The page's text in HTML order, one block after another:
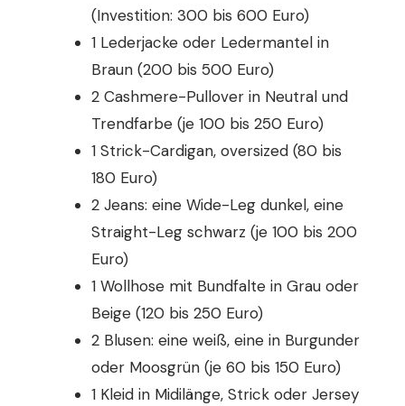
(Investition: 300 bis 600 Euro)
1 Lederjacke oder Ledermantel in
Braun (200 bis 500 Euro)
2 Cashmere-Pullover in Neutral und
Trendfarbe (je 100 bis 250 Euro)
1 Strick-Cardigan, oversized (80 bis
180 Euro)
2 Jeans: eine Wide-Leg dunkel, eine
Straight-Leg schwarz (je 100 bis 200
Euro)
1 Wollhose mit Bundfalte in Grau oder
Beige (120 bis 250 Euro)
2 Blusen: eine weiß, eine in Burgunder
oder Moosgrün (je 60 bis 150 Euro)
1 Kleid in Midilänge, Strick oder Jersey